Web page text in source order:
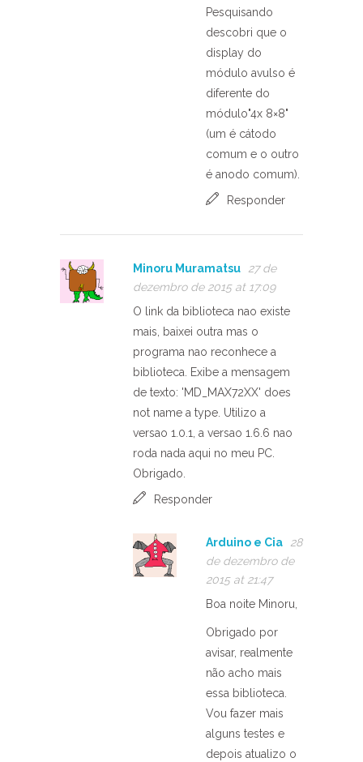
Pesquisando
descobri que o
display do
módulo avulso é
diferente do
módulo"4x 8×8"
(um é cátodo
comum e o outro
é anodo comum).
Responder
Minoru Muramatsu
27 de
dezembro de 2015 at 17:09
O link da biblioteca nao existe
mais, baixei outra mas o
programa nao reconhece a
biblioteca. Exibe a mensagem
de texto: 'MD_MAX72XX' does
not name a type. Utilizo a
versao 1.0.1, a versao 1.6.6 nao
roda nada aqui no meu PC.
Obrigado.
Responder
Arduino e Cia
28
de dezembro de
2015 at 21:47
Boa noite Minoru,
Obrigado por
avisar, realmente
não acho mais
essa biblioteca.
Vou fazer mais
alguns testes e
depois atualizo o